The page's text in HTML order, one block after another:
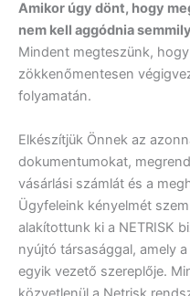
Amikor úgy dönt, hogy
nem kell aggódnia
Mindent megteszünk,
zökkenőmentesen
folyamatán.
Elkészítjük Önnek az
dokumentumokat,
vásárlási számlát és a
Ügyfeleink kényelmét
alakítottunk ki a NETRISK
nyújtó társasággal, amely
egyik vezető szereplője.